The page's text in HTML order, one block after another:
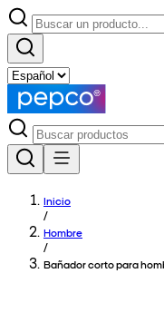
Inicio
/
Hombre
/
Bañador corto para